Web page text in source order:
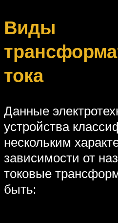
Виды
тока
Данные
устройства
нескольким
зависимости от
токовые
быть: